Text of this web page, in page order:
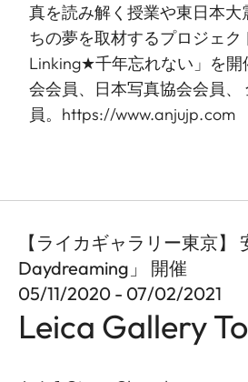
真を読み解く授業や東日本大
ちの夢を取材するプロジェク
Linking★千年忘れない」を開
会会員、日本写真協会会員、
員。https://www.anjujp.com
【ライカギャラリー東京】
Daydreaming」 開催
05/11/2020 - 07/02/2021
Leica Gallery